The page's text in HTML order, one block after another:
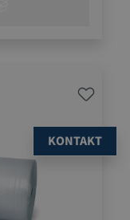
KONTAKT